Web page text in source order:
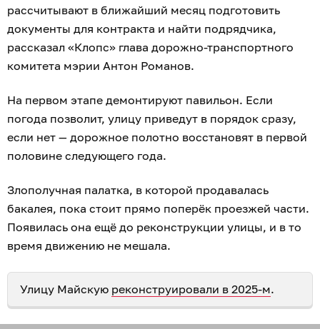
рассчитывают в ближайший месяц подготовить
документы для контракта и найти подрядчика,
рассказал «Клопс» глава дорожно-транспортного
комитета мэрии Антон Романов.
На первом этапе демонтируют павильон. Если
погода позволит, улицу приведут в порядок сразу,
если нет — дорожное полотно восстановят в первой
половине следующего года.
Злополучная палатка, в которой продавалась
бакалея, пока стоит прямо поперёк проезжей части.
Появилась она ещё до реконструкции улицы, и в то
время движению не мешала.
Улицу Майскую реконструировали в 2025-м.